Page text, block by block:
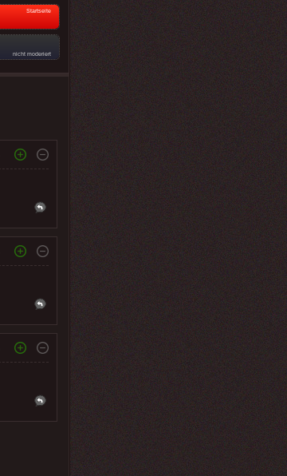
Startseite
nicht moderiert